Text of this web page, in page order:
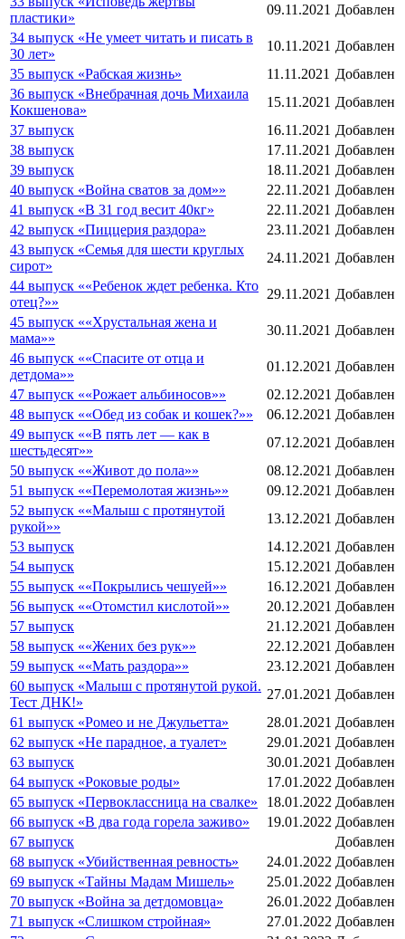
пластики»
09.11.2021 Добавлен
34 выпуск «Не умеет читать и писать в
30 лет»
10.11.2021 Добавлен
35 выпуск «Рабская жизнь»
11.11.2021 Добавлен
36 выпуск «Внебрачная дочь Михаила
Кокшенова»
15.11.2021 Добавлен
37 выпуск
16.11.2021 Добавлен
38 выпуск
17.11.2021 Добавлен
39 выпуск
18.11.2021 Добавлен
40 выпуск «Война сватов за дом»»
22.11.2021 Добавлен
41 выпуск «В 31 год весит 40кг»
22.11.2021 Добавлен
42 выпуск «Пиццерия раздора»
23.11.2021 Добавлен
43 выпуск «Семья для шести круглых
сирот»
24.11.2021 Добавлен
44 выпуск ««Ребенок ждет ребенка. Кто
отец?»»
29.11.2021 Добавлен
45 выпуск ««Хрустальная жена и
мама»»
30.11.2021 Добавлен
46 выпуск ««Спасите от отца и
детдома»»
01.12.2021 Добавлен
47 выпуск ««Рожает альбиносов»»
02.12.2021 Добавлен
48 выпуск ««Обед из собак и кошек?»»
06.12.2021 Добавлен
49 выпуск ««В пять лет — как в
шестьдесят»»
07.12.2021 Добавлен
50 выпуск ««Живот до пола»»
08.12.2021 Добавлен
51 выпуск ««Перемолотая жизнь»»
09.12.2021 Добавлен
52 выпуск ««Малыш с протянутой
рукой»»
13.12.2021 Добавлен
53 выпуск
14.12.2021 Добавлен
54 выпуск
15.12.2021 Добавлен
55 выпуск ««Покрылись чешуей»»
16.12.2021 Добавлен
56 выпуск ««Отомстил кислотой»»
20.12.2021 Добавлен
57 выпуск
21.12.2021 Добавлен
58 выпуск ««Жених без рук»»
22.12.2021 Добавлен
59 выпуск ««Мать раздора»»
23.12.2021 Добавлен
60 выпуск «Малыш с протянутой рукой.
Тест ДНК!»
27.01.2021 Добавлен
61 выпуск «Ромео и не Джульетта»
28.01.2021 Добавлен
62 выпуск «Не парадное, а туалет»
29.01.2021 Добавлен
63 выпуск
30.01.2021 Добавлен
64 выпуск «Роковые роды»
17.01.2022 Добавлен
65 выпуск «Первоклассница на свалке»
18.01.2022 Добавлен
66 выпуск «В два года горела заживо»
19.01.2022 Добавлен
67 выпуск
Добавлен
68 выпуск «Убийственная ревность»
24.01.2022 Добавлен
69 выпуск «Тайны Мадам Мишель»
25.01.2022 Добавлен
70 выпуск «Война за детдомовца»
26.01.2022 Добавлен
71 выпуск «Слишком стройная»
27.01.2022 Добавлен